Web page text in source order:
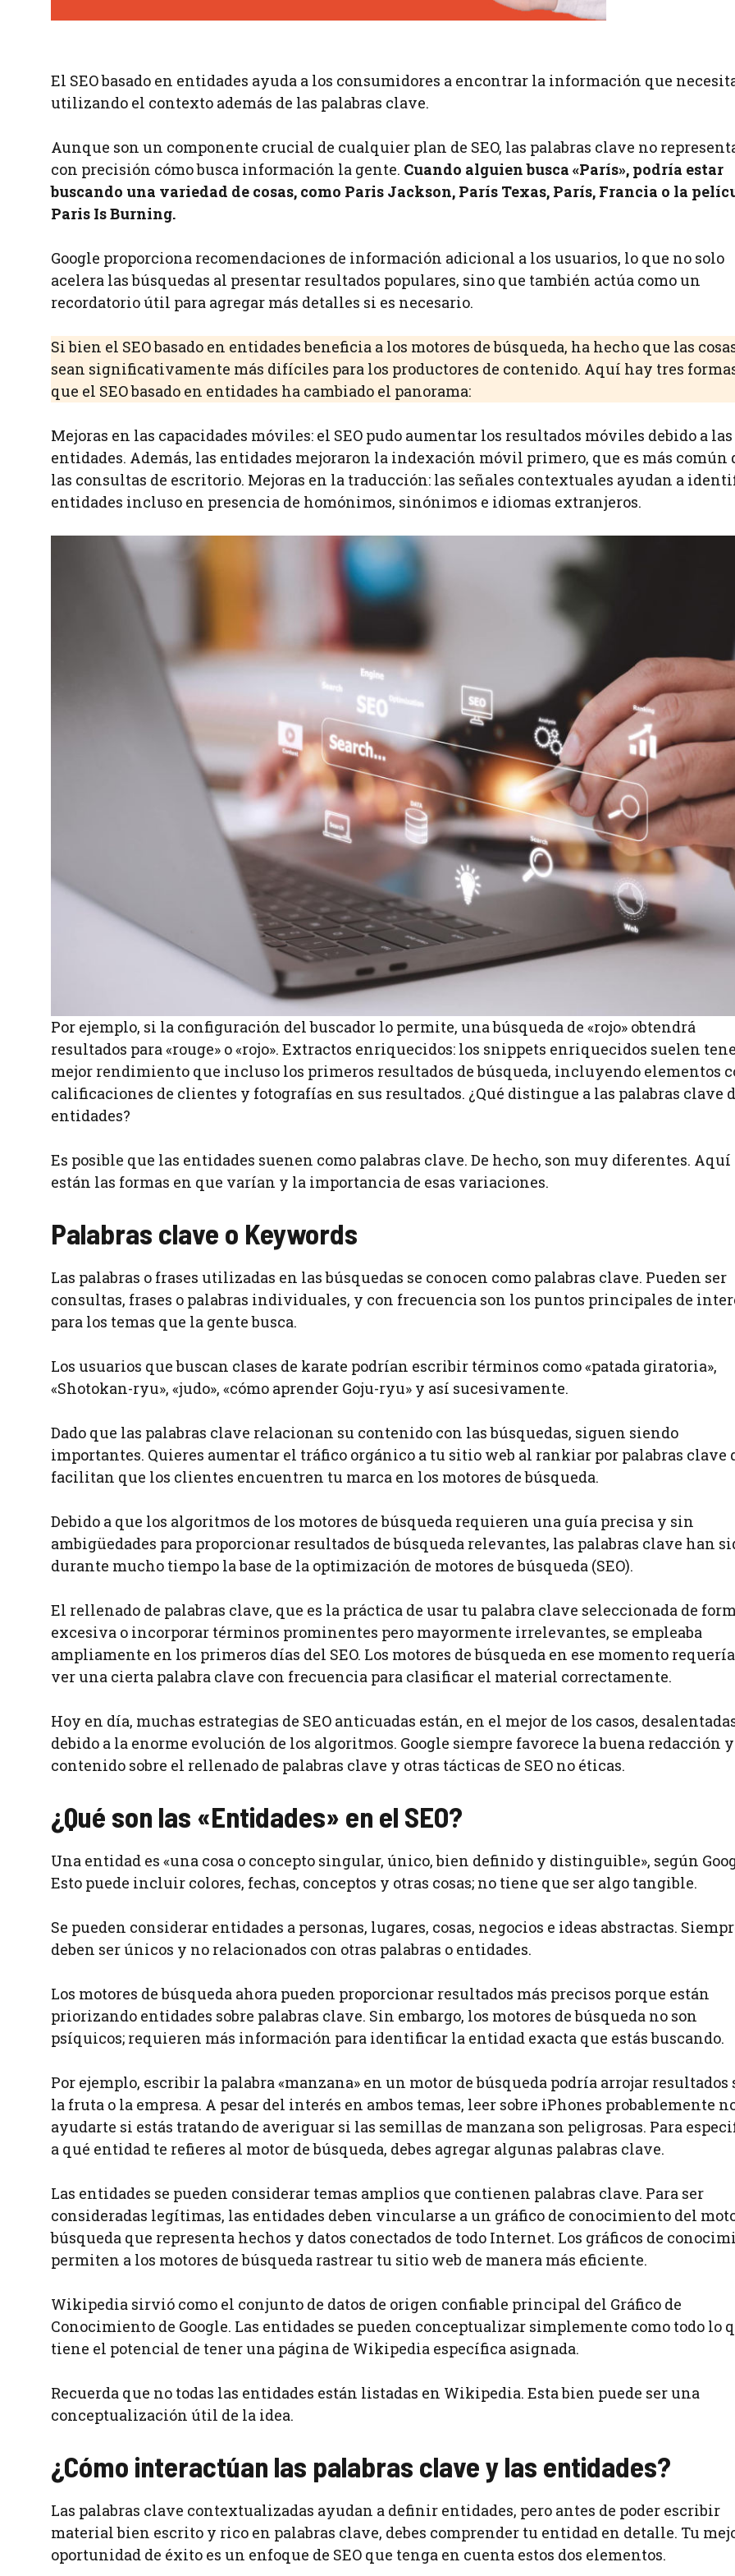
El SEO basado en entidades ayuda a los consumidores a encontrar la información que
utilizando el contexto además de las palabras clave.
Aunque son un componente crucial de cualquier plan de SEO, las palabras clave no
con precisión cómo busca información la gente. Cuando alguien busca «París», podría estar
buscando una variedad de cosas, como Paris Jackson, París Texas, París, Francia o la
Paris Is Burning.
Google proporciona recomendaciones de información adicional a los usuarios, lo que no solo
acelera las búsquedas al presentar resultados populares, sino que también actúa como un
recordatorio útil para agregar más detalles si es necesario.
Si bien el SEO basado en entidades beneficia a los motores de búsqueda, ha hecho que las
sean significativamente más difíciles para los productores de contenido. Aquí hay tres
que el SEO basado en entidades ha cambiado el panorama:
Mejoras en las capacidades móviles: el SEO pudo aumentar los resultados móviles debido a las
entidades. Además, las entidades mejoraron la indexación móvil primero, que es más común
las consultas de escritorio. Mejoras en la traducción: las señales contextuales ayudan a
entidades incluso en presencia de homónimos, sinónimos e idiomas extranjeros.
Por ejemplo, si la configuración del buscador lo permite, una búsqueda de «rojo» obtendrá
resultados para «rouge» o «rojo». Extractos enriquecidos: los snippets enriquecidos suelen
mejor rendimiento que incluso los primeros resultados de búsqueda, incluyendo elementos
calificaciones de clientes y fotografías en sus resultados. ¿Qué distingue a las palabras clave
entidades?
Es posible que las entidades suenen como palabras clave. De hecho, son muy diferentes. Aquí
están las formas en que varían y la importancia de esas variaciones.
Palabras clave o Keywords
Las palabras o frases utilizadas en las búsquedas se conocen como palabras clave. Pueden ser
consultas, frases o palabras individuales, y con frecuencia son los puntos principales de
para los temas que la gente busca.
Los usuarios que buscan clases de karate podrían escribir términos como «patada giratoria»,
«Shotokan-ryu», «judo», «cómo aprender Goju-ryu» y así sucesivamente.
Dado que las palabras clave relacionan su contenido con las búsquedas, siguen siendo
importantes. Quieres aumentar el tráfico orgánico a tu sitio web al rankiar por palabras clave
facilitan que los clientes encuentren tu marca en los motores de búsqueda.
Debido a que los algoritmos de los motores de búsqueda requieren una guía precisa y sin
ambigüedades para proporcionar resultados de búsqueda relevantes, las palabras clave han
durante mucho tiempo la base de la optimización de motores de búsqueda (SEO).
El rellenado de palabras clave, que es la práctica de usar tu palabra clave seleccionada de
excesiva o incorporar términos prominentes pero mayormente irrelevantes, se empleaba
ampliamente en los primeros días del SEO. Los motores de búsqueda en ese momento
ver una cierta palabra clave con frecuencia para clasificar el material correctamente.
Hoy en día, muchas estrategias de SEO anticuadas están, en el mejor de los casos,
debido a la enorme evolución de los algoritmos. Google siempre favorece la buena redacción
contenido sobre el rellenado de palabras clave y otras tácticas de SEO no éticas.
¿Qué son las «Entidades» en el SEO?
Una entidad es «una cosa o concepto singular, único, bien definido y distinguible», según
Esto puede incluir colores, fechas, conceptos y otras cosas; no tiene que ser algo tangible.
Se pueden considerar entidades a personas, lugares, cosas, negocios e ideas abstractas.
deben ser únicos y no relacionados con otras palabras o entidades.
Los motores de búsqueda ahora pueden proporcionar resultados más precisos porque están
priorizando entidades sobre palabras clave. Sin embargo, los motores de búsqueda no son
psíquicos; requieren más información para identificar la entidad exacta que estás buscando.
Por ejemplo, escribir la palabra «manzana» en un motor de búsqueda podría arrojar resultados
la fruta o la empresa. A pesar del interés en ambos temas, leer sobre iPhones probablemente
ayudarte si estás tratando de averiguar si las semillas de manzana son peligrosas. Para
a qué entidad te refieres al motor de búsqueda, debes agregar algunas palabras clave.
Las entidades se pueden considerar temas amplios que contienen palabras clave. Para ser
consideradas legítimas, las entidades deben vincularse a un gráfico de conocimiento del
búsqueda que representa hechos y datos conectados de todo Internet. Los gráficos de
permiten a los motores de búsqueda rastrear tu sitio web de manera más eficiente.
Wikipedia sirvió como el conjunto de datos de origen confiable principal del Gráfico de
Conocimiento de Google. Las entidades se pueden conceptualizar simplemente como todo lo
tiene el potencial de tener una página de Wikipedia específica asignada.
Recuerda que no todas las entidades están listadas en Wikipedia. Esta bien puede ser una
conceptualización útil de la idea.
¿Cómo interactúan las palabras clave y las entidades?
Las palabras clave contextualizadas ayudan a definir entidades, pero antes de poder escribir
material bien escrito y rico en palabras clave, debes comprender tu entidad en detalle. Tu
oportunidad de éxito es un enfoque de SEO que tenga en cuenta estos dos elementos.